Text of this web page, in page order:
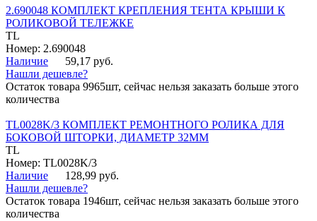
2.690048 КОМПЛЕКТ КРЕПЛЕНИЯ ТЕНТА КРЫШИ К
РОЛИКОВОЙ ТЕЛЕЖКЕ
TL
Номер: 2.690048
Наличие
59,17 руб.
Нашли дешевле?
Остаток товара 9965шт, сейчас нельзя заказать больше этого
количества
TL0028K/3 КОМПЛЕКТ РЕМОНТНОГО РОЛИКА ДЛЯ
БОКОВОЙ ШТОРКИ, ДИАМЕТР 32ММ
TL
Номер: TL0028K/3
Наличие
128,99 руб.
Нашли дешевле?
Остаток товара 1946шт, сейчас нельзя заказать больше этого
количества